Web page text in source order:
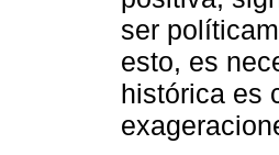
ser
esto, es
histórica es